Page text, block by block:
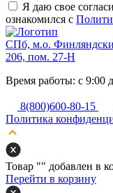
Я даю свое
ознакомился с
СПб, м.о.
206, пом. 27-Н
Время работы: с 9:00
8(800)600-80-15
Политика
Товар "" добавлен в
Перейти в корзину